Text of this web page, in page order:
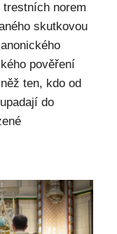
norem
skutkovou
pověření
ten, kdo od
do